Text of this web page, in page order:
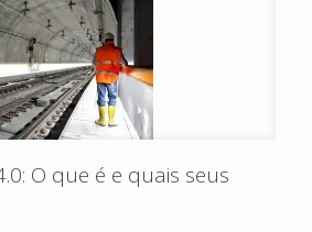
O que é e quais seus